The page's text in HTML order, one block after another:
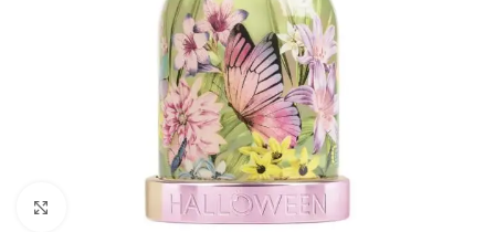
Click to enlarge